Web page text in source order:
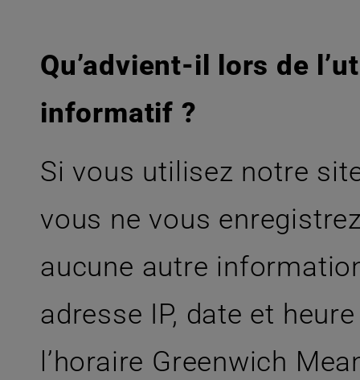
Qu’advient-il lors de
informatif ?
Si vous utilisez notre
vous ne vous
aucune autre
adresse IP, date et
l’horaire Greenwich